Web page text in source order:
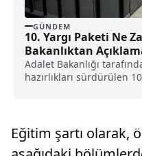
GÜNDEM
10. Yargı Paketi Ne
Bakanlıktan
Adalet Bakanlığı
hazırlıkları sürdürülen
Eğitim şartı olarak,